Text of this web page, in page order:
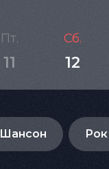
Пт.
11
Сб.
12
Шансон Рок